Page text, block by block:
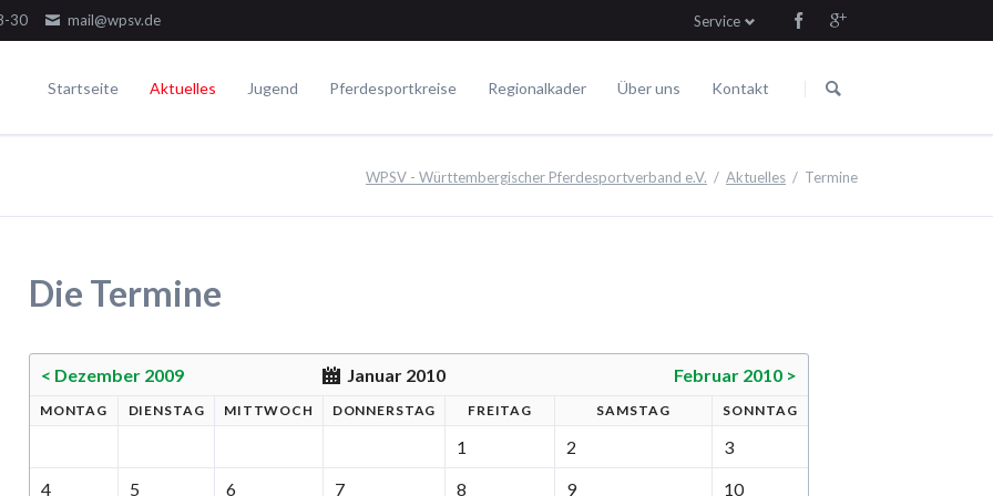
30 mail@wpsv.de
Service
überspringen
Startseite Aktuelles
WPSV-Allroundreiter-Cup
WPSV-Schulpferdecup
Jugend Pferdesportkreise Regionalkader Über uns Kontakt
WPSV - Württembergischer Pferdesportverband e.V. Aktuelles Termine
Die Termine
< Dezember 2009 Januar 2010 Februar 2010 >
MONTAG DI ENSTAG MI TTWOCH DONNERSTAG FR EITAG SA MSTAG SONNTAG
1 2
3
4
5 6 7 8 9
10